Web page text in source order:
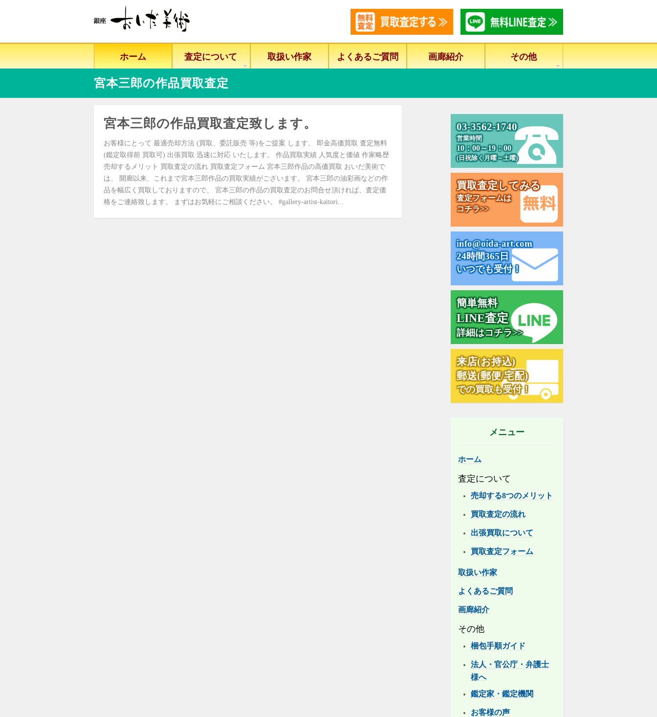
ホーム 査定について 取扱い作家 よくあるご質問 画廊紹介 その他
宮本三郎の作品買取査定
宮本三郎の作品買取査定致します。
お客様にとって 最適売却方法 (買取、委託販売 等)をご提案 します。 即金高価買取 査定無料
(鑑定取得前 買取可) 出張買取 迅速に対応 いたします。 作品買取実績 人気度と価値 作家略歴
売却するメリット 買取査定の流れ 買取査定フォーム 宮本三郎作品の高価買取 おいだ美術で
は、 開廊以来、これまで宮本三郎作品の買取実績がございます。 宮本三郎の油彩画などの作
品を幅広く買取しておりますので、 宮本三郎の作品の買取査定のお問合せ頂ければ、査定価
格をご連絡致します。 まずはお気軽にご相談ください。 #gallery-artist-kaitori...
03-3562-1740
営業時間
10：00～19：00
(日祝除く月曜～土曜)
買取査定してみる
査定フォームは
コチラ>>
info@oida-art.com
24時間365日
いつでも受付！
簡単無料
LINE査定
詳細はコチラ>>
来店(お持込)
郵送(郵便/宅配)
での買取も受付！
メニュー
ホーム
査定について
売却する8つのメリット
買取査定の流れ
出張買取について
買取査定フォーム
取扱い作家
よくあるご質問
画廊紹介
その他
梱包手順ガイド
法人・官公庁・弁護士
様へ
鑑定家・鑑定機関
お客様の声